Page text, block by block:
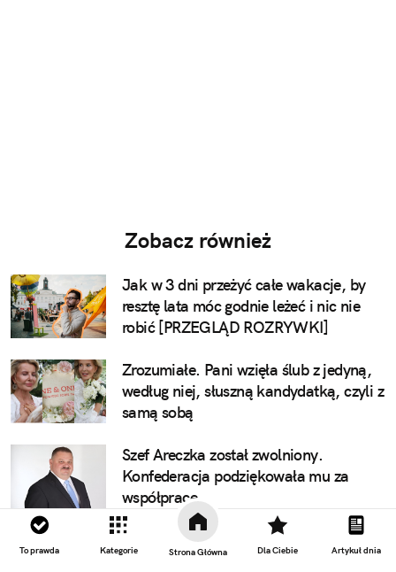
To prawda Kategorie Strona Główna Dla Ciebie Artykuł dnia
Zobacz również
Jak w 3 dni przeżyć całe wakacje, by
resztę lata móc godnie leżeć i nic nie
robić [PRZEGLĄD ROZRYWKI]
Zrozumiałe. Pani wzięła ślub z jedyną,
według niej, słuszną kandydatką, czyli z
samą sobą
Szef Areczka został zwolniony.
Konfederacja podziękowała mu za
współpracę.
Czy warto kupić ekspres
automatyczny? Nieco o luksusie picia